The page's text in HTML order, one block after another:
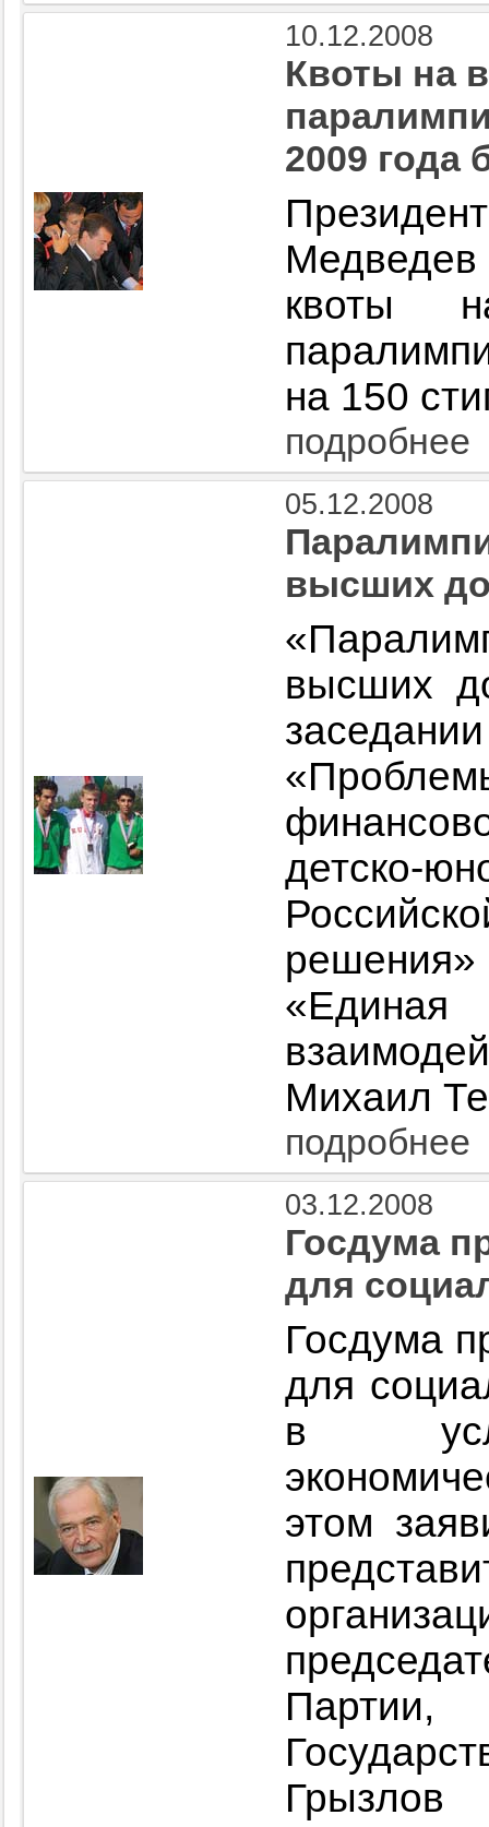
10.12.2008
Квоты на
2009 года
квоты
на 150
подробнее
05.12.2008
высших
высших
детско-
Михаил
подробнее
03.12.2008
Госдума
для
Госдума
для
в
этом
Грызлов